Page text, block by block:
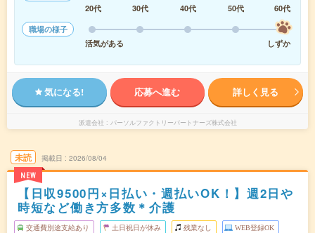
20代
30代 40代 50代
60代
職場の様子
活気がある
しずか
気になる! 応募へ進む 詳しく見る
派遣会社 パーソルファクトリーパートナーズ株式会社
未読
NEW
掲載日 2026/08/04
【日収9500円×日払い・週払いOK！】週2日や
時短など働き方多数＊介護
交通費別途支給あり 土日祝日が休み 残業なし WEB登録OK